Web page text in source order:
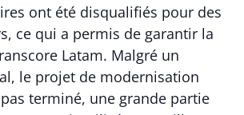
ont été disqualifiés pour des
ce qui a permis de garantir la
Latam. Malgré un
le projet de modernisation
terminé, une grande partie